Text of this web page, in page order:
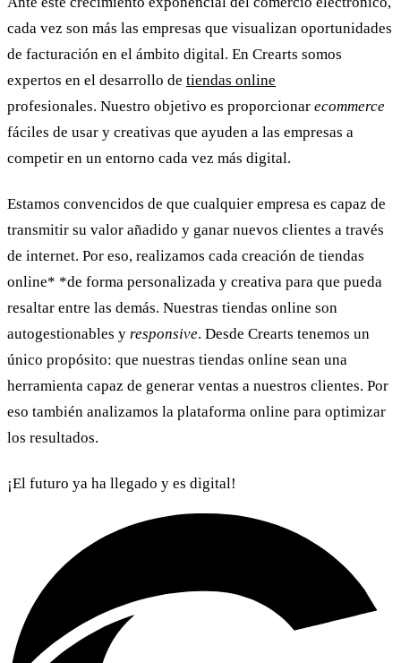
cada vez son más las empresas que visualizan oportunidades
de facturación en el ámbito digital. En Crearts somos
expertos en el desarrollo de tiendas online
profesionales. Nuestro objetivo es proporcionar ecommerce
fáciles de usar y creativas que ayuden a las empresas a
competir en un entorno cada vez más digital.
Estamos convencidos de que cualquier empresa es capaz de
transmitir su valor añadido y ganar nuevos clientes a través
de internet. Por eso, realizamos cada creación de tiendas
online* *de forma personalizada y creativa para que pueda
resaltar entre las demás. Nuestras tiendas online son
autogestionables y responsive. Desde Crearts tenemos un
único propósito: que nuestras tiendas online sean una
herramienta capaz de generar ventas a nuestros clientes. Por
eso también analizamos la plataforma online para optimizar
los resultados.
¡El futuro ya ha llegado y es digital!